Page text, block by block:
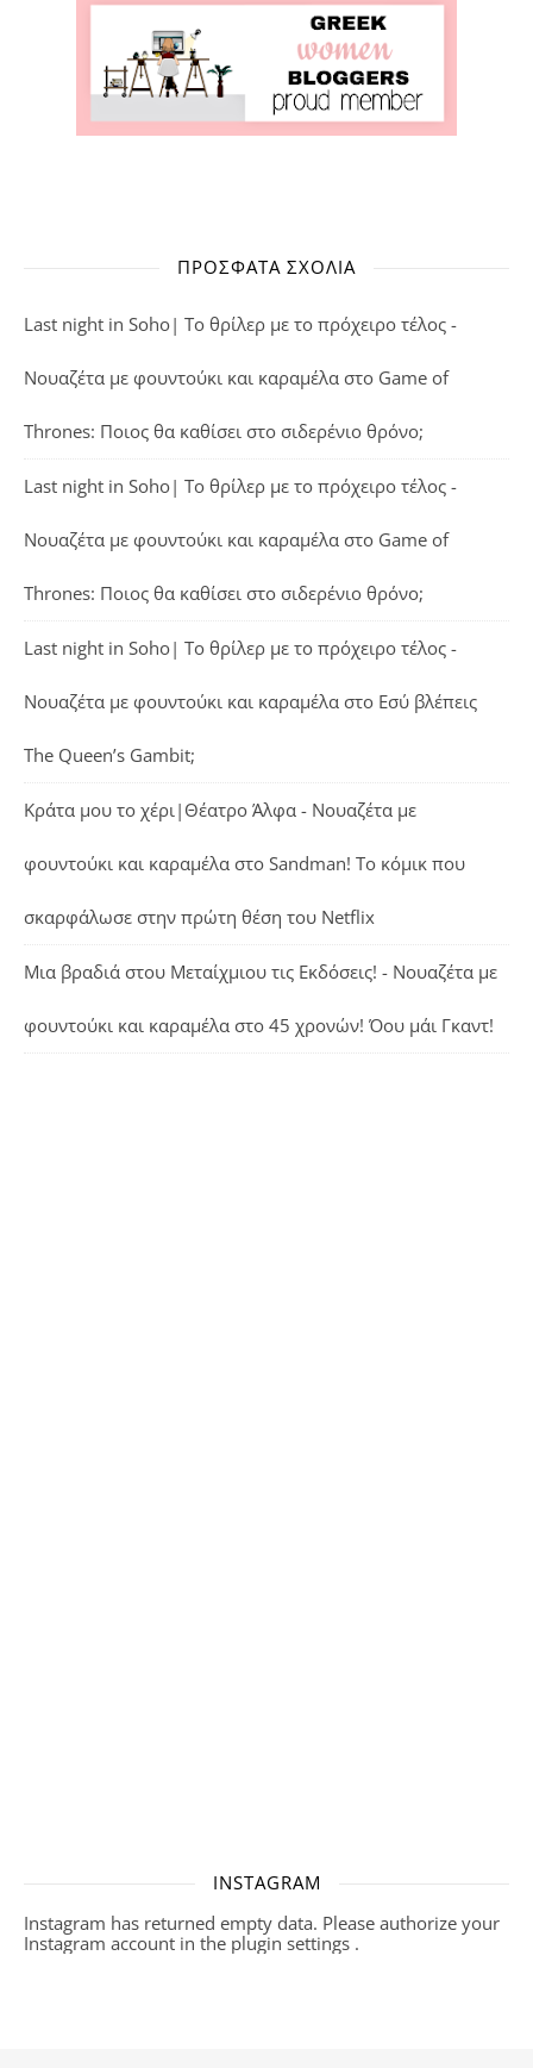
ΠΡΌΣΦΑΤΑ ΣΧΌΛΙΑ
Last night in Soho| Το θρίλερ με το πρόχειρο τέλος -
Νουαζέτα με φουντούκι και καραμέλα στο Game of
Thrones: Ποιος θα καθίσει στο σιδερένιο θρόνο;
Last night in Soho| Το θρίλερ με το πρόχειρο τέλος -
Νουαζέτα με φουντούκι και καραμέλα στο Game of
Thrones: Ποιος θα καθίσει στο σιδερένιο θρόνο;
Last night in Soho| Το θρίλερ με το πρόχειρο τέλος -
Νουαζέτα με φουντούκι και καραμέλα στο Εσύ βλέπεις
The Queen’s Gambit;
Κράτα μου το χέρι|Θέατρο Άλφα - Νουαζέτα με
φουντούκι και καραμέλα στο Sandman! Το κόμικ που
σκαρφάλωσε στην πρώτη θέση του Netflix
Μια βραδιά στου Μεταίχμιου τις Εκδόσεις! - Νουαζέτα με
φουντούκι και καραμέλα στο 45 χρονών! Όου μάι Γκαντ!
INSTAGRAM
Instagram has returned empty data. Please authorize your
Instagram account in the plugin settings .